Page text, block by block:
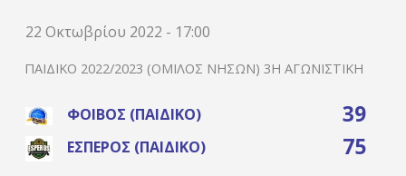
22 Οκτωβρίου 2022 - 17:00
ΠΑΙΔΙΚΌ 2022/2023 (ΌΜΙΛΟΣ ΝΉΣΩΝ) 3Η ΑΓΩΝΙΣΤΙΚΉ
ΦΟΊΒΟΣ (ΠΑΙΔΙΚΌ) 39
ΈΣΠΕΡΟΣ (ΠΑΙΔΙΚΌ) 75